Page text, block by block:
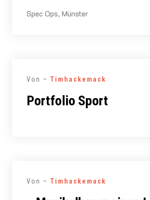
Spec Ops, Münster
Von – Timhackemack
Portfolio Sport
Von – Timhackemack